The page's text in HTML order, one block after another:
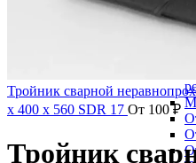
Тройник сварной
х 400 х 560 SDR 17 От 100₽
Тройник